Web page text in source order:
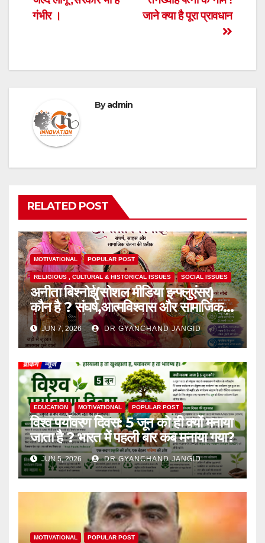
जाने क्या है पूरा प्रावधान
गंभीर ।
Byadmin
RELATED POST
MOTIVATIONAL POPULAR POST
RELIGIOUS , CULTURAL & HISTORICAL ISSUES SOCIAL ISSUES
अनीता बिश्नोई(सोशल मीडिया इन्फ्लुएंसर)
कौन है ? संघर्ष,आत्मविश्वास और सामाजिक
चेतना की प्रेरक,हाल ही में एक घटना से आई
चर्चा में,
JUN 7, 2026 DR GYANCHAND JANGID
EDUCATION MOTIVATIONAL POPULAR POST
विश्व पर्यावरण दिवस: 5 जून को ही क्यों मनाया
जाता है ? भारत में पहली बार कब मनाया गया?
JUN 5, 2026 DR GYANCHAND JANGID
MOTIVATIONAL POPULAR POST